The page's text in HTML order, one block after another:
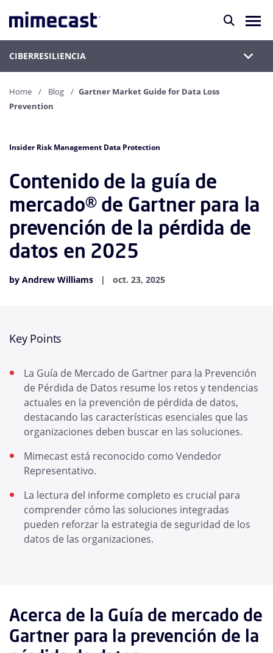
CIBERRESILIENCIA
Home Blog
Gartner Market Guide for Data Loss
Prevention
Insider Risk Management Data Protection
Contenido de la guía de
mercado® de Gartner para la
prevención de la pérdida de
datos en 2025
by Andrew Williams oct. 23, 2025
Key Points
La Guía de Mercado de Gartner para la Prevención
de Pérdida de Datos resume los retos y tendencias
actuales en la prevención de pérdida de datos,
destacando las características esenciales que las
organizaciones deben buscar en las soluciones.
Mimecast está reconocido como Vendedor
Representativo.
La lectura del informe completo es crucial para
comprender cómo las soluciones integradas
pueden reforzar la estrategia de seguridad de los
datos de las organizaciones.
Acerca de la Guía de mercado de
Gartner para la prevención de la